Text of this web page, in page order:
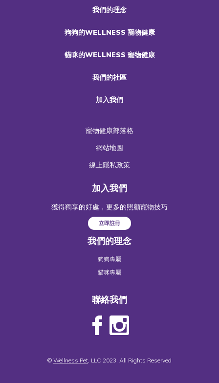
我們的理念
狗狗的WELLNESS 寵物健康
貓咪的WELLNESS 寵物健康
我們的社區
加入我們
寵物健康部落格
網站地圖
線上隱私政策
加入我們
獲得獨享的好處，更多的照顧寵物技巧
立即註冊
我們的理念
狗狗專屬
貓咪專屬
聯絡我們
© Wellness Pet, LLC 2023. All Rights Reserved